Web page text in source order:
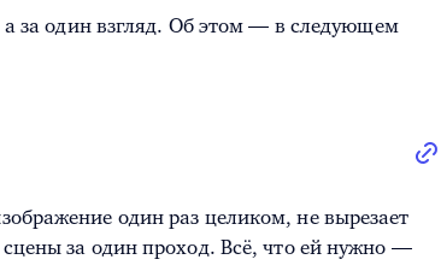
а за один взгляд. Об этом — в следующем
один раз целиком, не вырезает
за один проход. Всё, что ей нужно —